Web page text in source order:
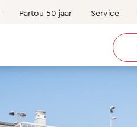
Partou 50 jaar Service